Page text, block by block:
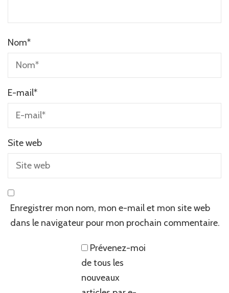
Nom*
E-mail*
Site web
Enregistrer mon nom, mon e-mail et mon site web
dans le navigateur pour mon prochain commentaire.
Prévenez-moi
de tous les
nouveaux